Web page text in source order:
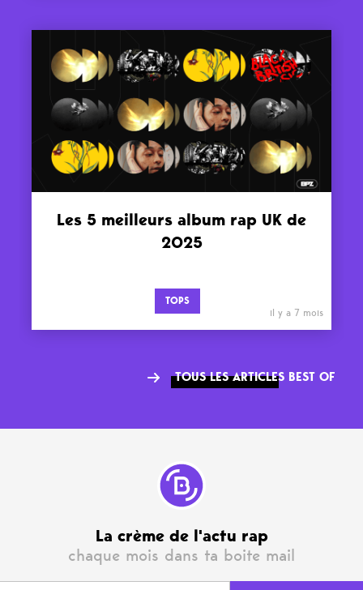
Les 5 meilleurs album rap UK de
2025
TOPS
il y a 7 mois
TOUS LES ARTICLES BEST OF
La crème de l'actu rap
chaque mois dans ta boite mail